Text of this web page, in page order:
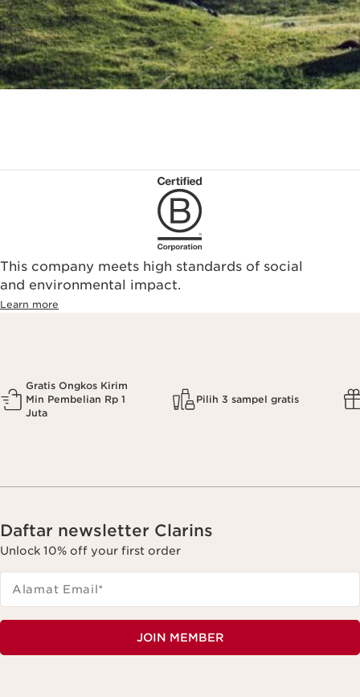
This company meets high standards of social
and environmental impact.
Learn more
Gratis Ongkos Kirim
Min Pembelian Rp 1
Juta
Pilih 3 sampel gratis
Daftar newsletter Clarins
Unlock 10% off your first order
Alamat Email*
JOIN MEMBER